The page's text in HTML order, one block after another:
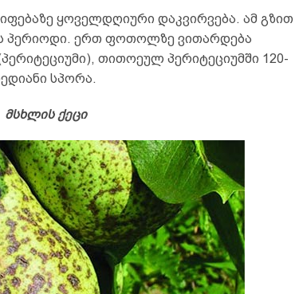
ყოველდღიური დაკვირვება. ამ გზით
პერიოდი. ერთ ფოთოლზე ვითარდება
თითოეულ პერიტეციუმში 120-
სპორა.
მსხლის ქეცი